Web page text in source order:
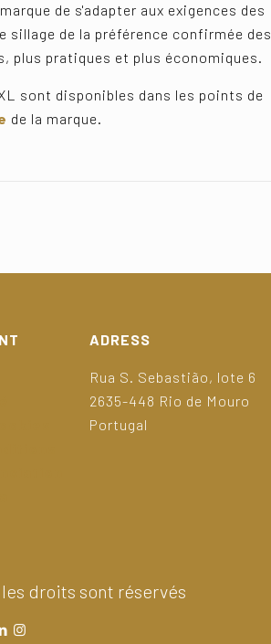
de s'adapter aux exigences des
de la préférence confirmée des
plus pratiques et plus économiques.
sont disponibles dans les points de
de la marque.
ADRESS
Rua S. Sebastião, lote 6
2635-448 Rio de Mouro
Portugal
droits sont réservés